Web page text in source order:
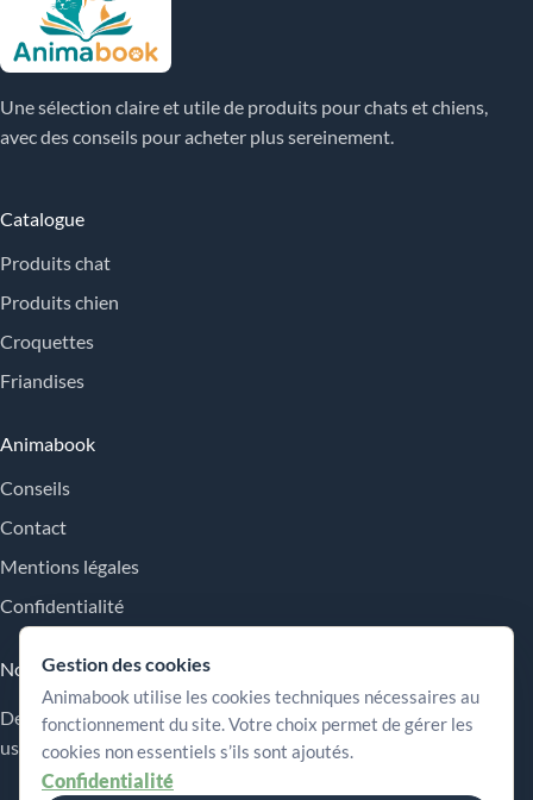
Une sélection claire et utile de produits pour chats et chiens,
avec des conseils pour acheter plus sereinement.
Catalogue
Produits chat
Produits chien
Croquettes
Friandises
Animabook
Conseils
Contact
Mentions légales
Confidentialité
Nos engagements
Des repères simples pour comparer les offres, comprendre les
usages et choisir plus sereinement.
Gestion des cookies
Animabook utilise les cookies techniques nécessaires au
fonctionnement du site. Votre choix permet de gérer les
cookies non essentiels s’ils sont ajoutés.
Confidentialité